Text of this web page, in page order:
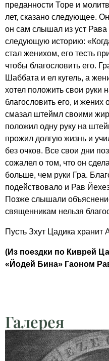
преданности Торе и
лет, сказано следующее.
он сам слышал из уст
следующую историю:
стал женихом, его тесть
чтобы благословить его.
Шаббата и ел кугель, а
хотел положить свои руки
благословить его, и жених
смазал штеймл своими
положил одну руку на
прожил долгую жизнь и
без очков. Все свои дни
сожалел о том, что он
больше, чем руки Гра.
подействовало и Рав
Позже слышали
священникам нельзя
Пусть Зхут Цадика хранит
(Из поездки по Киврей
«Йодей Бина» Гаоном
Галерея